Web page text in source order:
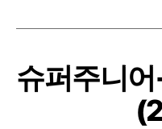
슈퍼주니